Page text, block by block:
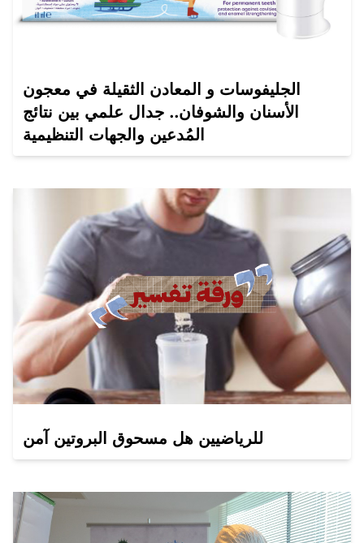
الجليفوسات و المعادن الثقيلة في معجون
الأسنان والشوفان.. جدال علمي بين نتائج
المُدعين والجهات التنظيمية
للرياضيين هل مسحوق البروتين آمن